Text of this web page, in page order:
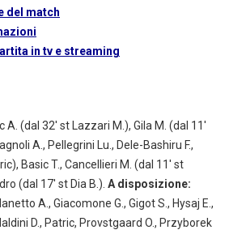
del match
in tv e streaming
A. (dal 32′ st Lazzari M.), Gila M. (dal 11′
A., Pellegrini Lu., Dele-Bashiru F.,
Basic T., Cancellieri M. (dal 11′ st
(dal 17′ st Dia B.). A disposizione:
A., Giacomone G., Gigot S., Hysaj E.,
D., Patric, Provstgaard O., Przyborek